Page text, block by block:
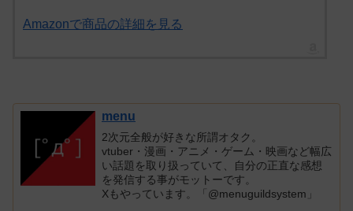
Amazonで商品の詳細を見る
menu
2次元全般が好きな所謂オタク。
vtuber・漫画・アニメ・ゲーム・映画など幅広
い話題を取り扱っていて、自分の正直な感想
を発信する事がモットーです。
Xもやっています。「@menuguildsystem」